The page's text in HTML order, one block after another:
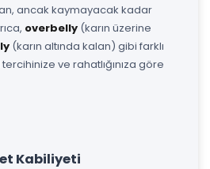
ancak kaymayacak kadar
overbelly (karın üzerine
(karın altında kalan) gibi farklı
ve rahatlığınıza göre
Kabiliyeti